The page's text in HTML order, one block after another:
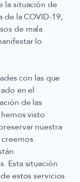
la situación de
de la COVID-19,
de mala
lo
con las que
en el
de las
visto
nuestra
Esta situación
estos servicios